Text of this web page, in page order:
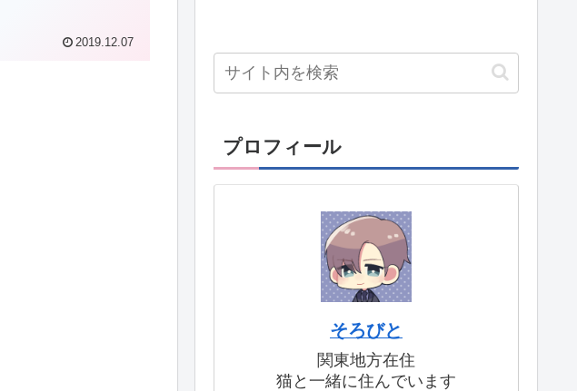
2019.12.07
プロフィール
そろびと
関東地方在住
猫と一緒に住んでいます